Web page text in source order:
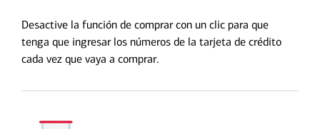
Desactive la función de comprar con un clic para que
tenga que ingresar los números de la tarjeta de crédito
cada vez que vaya a comprar.